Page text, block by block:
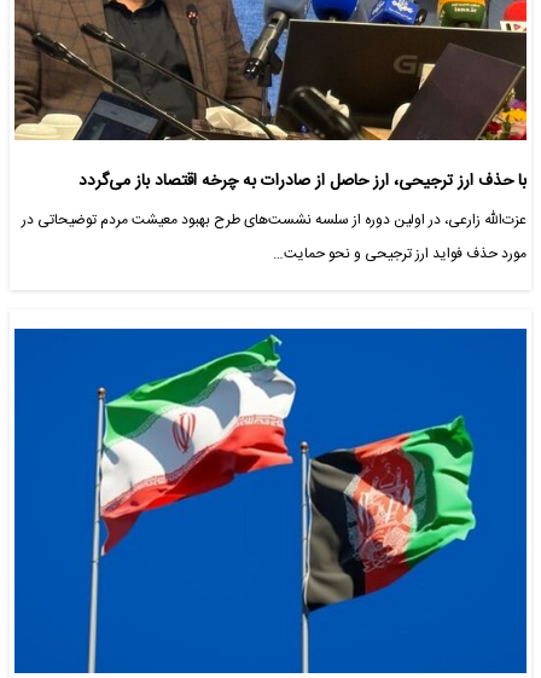
با حذف ارز ترجیحی، ارز حاصل از صادرات به چرخه اقتصاد باز می‌گردد
عزت‌الله زارعی، در اولین دوره از سلسه نشست‌های طرح بهبود معیشت مردم توضیحاتی در
مورد حذف فواید ارز ترجیحی و نحو حمایت…